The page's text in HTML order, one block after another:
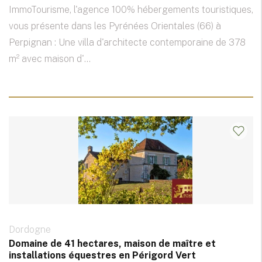
ImmoTourisme, l'agence 100% hébergements touristiques,
vous présente dans les Pyrénées Orientales (66) à
Perpignan : Une villa d'architecte contemporaine de 378
m² avec maison d'...
Dordogne
Domaine de 41 hectares, maison de maître et
installations équestres en Périgord Vert